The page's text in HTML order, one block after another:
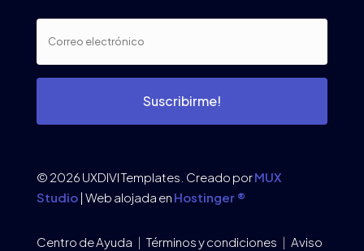
Suscribirme!
© 2026 UXDIVI Templates. Creado porMUX
Studio| Web alojada en Hostinger ®
Centro de Ayuda | Términos y condiciones | Aviso